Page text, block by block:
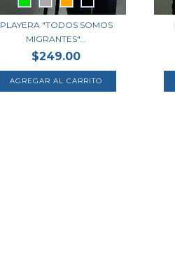
PLAYERA "TODOS SOMOS
MIGRANTES"...
$249.00
AGREGAR AL CARRITO